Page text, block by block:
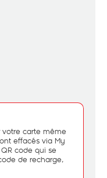
carte même
effacés via My
code qui se
de recharge,